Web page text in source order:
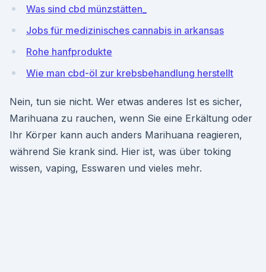
Was sind cbd münzstätten_
Jobs für medizinisches cannabis in arkansas
Rohe hanfprodukte
Wie man cbd-öl zur krebsbehandlung herstellt
Nein, tun sie nicht. Wer etwas anderes Ist es sicher,
Marihuana zu rauchen, wenn Sie eine Erkältung oder
Ihr Körper kann auch anders Marihuana reagieren,
während Sie krank sind. Hier ist, was über toking
wissen, vaping, Esswaren und vieles mehr.